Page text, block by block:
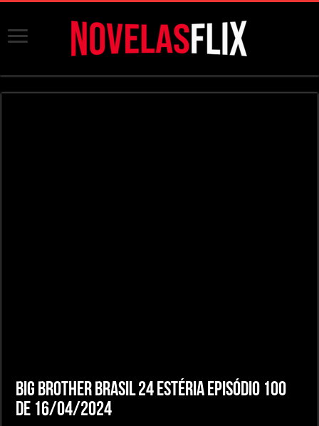
Big Brother Brasil 24 Estéria Episódio 100
de 16/04/2024